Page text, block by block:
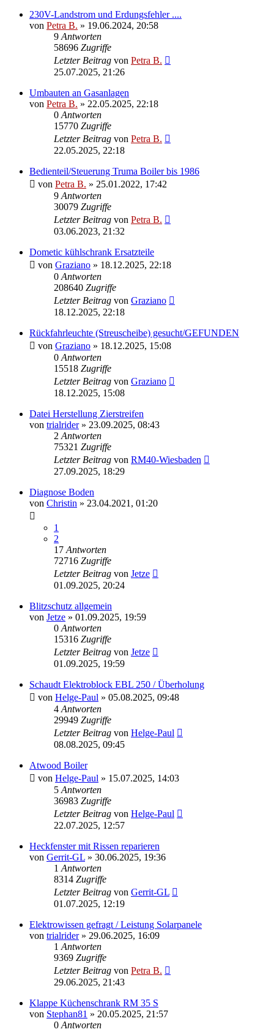
230V-Landstrom und Erdungsfehler ....
von Petra B. » 19.06.2024, 20:58
9Antworten
58696 Zugriffe
Letzter Beitrag von Petra B.
25.07.2025, 21:26
Umbauten an Gasanlagen
von Petra B. » 22.05.2025, 22:18
0Antworten
15770 Zugriffe
Letzter Beitrag von Petra B.
22.05.2025, 22:18
Bedienteil/Steuerung Truma Boiler bis 1986
von Petra B. » 25.01.2022, 17:42
9Antworten
30079 Zugriffe
Letzter Beitrag von Petra B.
03.06.2023, 21:32
Dometic kühlschrank Ersatzteile
von Graziano » 18.12.2025, 22:18
0Antworten
208640 Zugriffe
Letzter Beitrag von Graziano
18.12.2025, 22:18
Rückfahrleuchte (Streuscheibe) gesucht/GEFUNDEN
von Graziano » 18.12.2025, 15:08
0Antworten
15518 Zugriffe
Letzter Beitrag von Graziano
18.12.2025, 15:08
Datei Herstellung Zierstreifen
von trialrider» 23.09.2025, 08:43
2Antworten
75321 Zugriffe
Letzter Beitrag von RM40-Wiesbaden
27.09.2025, 18:29
Diagnose Boden
von Christin » 23.04.2021, 01:20
1
2
17Antworten
72716 Zugriffe
Letzter Beitrag von Jetze
01.09.2025, 20:24
Blitzschutz allgemein
von Jetze » 01.09.2025, 19:59
0Antworten
15316 Zugriffe
Letzter Beitrag von Jetze
01.09.2025, 19:59
Schaudt Elektroblock EBL 250 / Überholung
von Helge-Paul » 05.08.2025, 09:48
4Antworten
29949 Zugriffe
Letzter Beitrag von Helge-Paul
08.08.2025, 09:45
Atwood Boiler
von Helge-Paul » 15.07.2025, 14:03
5Antworten
36983 Zugriffe
Letzter Beitrag von Helge-Paul
22.07.2025, 12:57
Heckfenster mit Rissen reparieren
von Gerrit-GL » 30.06.2025, 19:36
1Antworten
8314 Zugriffe
Letzter Beitrag von Gerrit-GL
01.07.2025, 12:19
Elektrowissen gefragt / Leistung Solarpanele
von trialrider» 29.06.2025, 16:09
1Antworten
9369 Zugriffe
Letzter Beitrag von Petra B.
29.06.2025, 21:43
Klappe Küchenschrank RM 35 S
von Stephan81 » 20.05.2025, 21:57
0Antworten